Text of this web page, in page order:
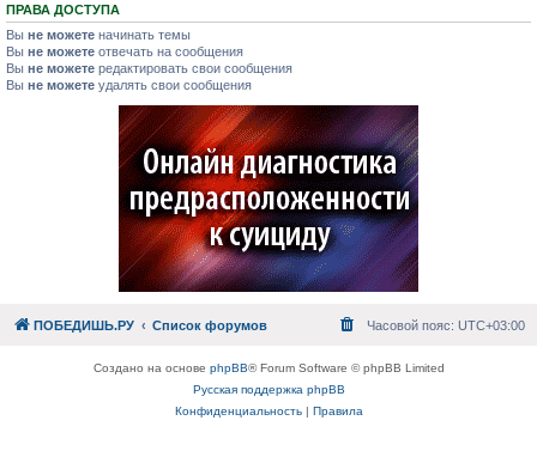
ПРАВА ДОСТУПА
Вы не можете начинать темы
Вы не можете отвечать на сообщения
Вы не можете редактировать свои сообщения
Вы не можете удалять свои сообщения
ПОБЕДИШЬ.РУ Список форумов Часовой пояс: UTC+03:00
Создано на основе phpBB® Forum Software © phpBB Limited
Русская поддержка phpBB
Конфиденциальность| Правила